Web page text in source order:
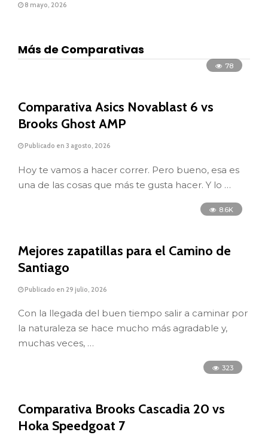
8 mayo, 2026
Más de Comparativas
78
Comparativa Asics Novablast 6 vs
Brooks Ghost AMP
Publicado en 3 agosto, 2026
Hoy te vamos a hacer correr. Pero bueno, esa es
una de las cosas que más te gusta hacer. Y lo …
8.6K
Mejores zapatillas para el Camino de
Santiago
Publicado en 29 julio, 2026
Con la llegada del buen tiempo salir a caminar por
la naturaleza se hace mucho más agradable y,
muchas veces, …
323
Comparativa Brooks Cascadia 20 vs
Hoka Speedgoat 7